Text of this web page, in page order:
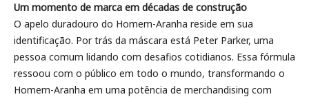
Um momento de marca em décadas de construção
O apelo duradouro do Homem-Aranha reside em sua
identificação. Por trás da máscara está Peter Parker, uma
pessoa comum lidando com desafios cotidianos. Essa fórmula
ressoou com o público em todo o mundo, transformando o
Homem-Aranha em uma potência de merchandising com